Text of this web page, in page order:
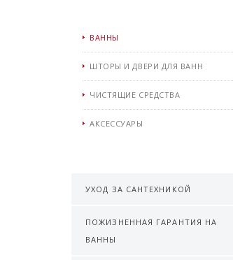
ВАННЫ
ШТОРЫ И ДВЕРИ ДЛЯ ВАНН
ЧИСТЯЩИЕ СРЕДСТВА
АКСЕССУАРЫ
УХОД ЗА САНТЕХНИКОЙ
ПОЖИЗНЕННАЯ ГАРАНТИЯ НА
ВАННЫ